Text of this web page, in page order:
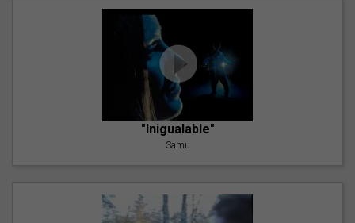
"Inigualable"
Samu